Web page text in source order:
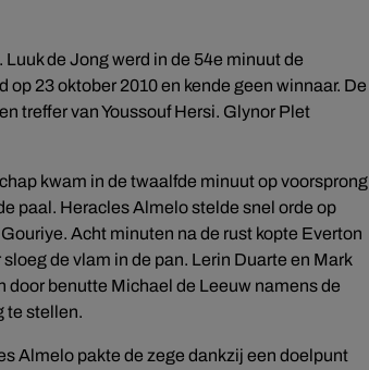
de Jong werd in de 54e minuut de
23 oktober 2010 en kende geen winnaar. De
treffer van Youssouf Hersi. Glynor Plet
kwam in de twaalfde minuut op voorsprong
paal. Heracles Almelo stelde snel orde op
Acht minuten na de rust kopte Everton
de vlam in de pan. Lerin Duarte en Mark
door benutte Michael de Leeuw namens de
te stellen.
Almelo pakte de zege dankzij een doelpunt